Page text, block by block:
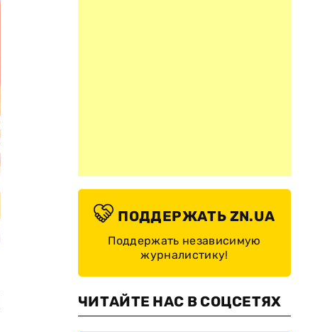
ПОДДЕРЖАТЬ ZN.UA
Поддержать независимую
журналистику!
ЧИТАЙТЕ НАС В СОЦСЕТЯХ